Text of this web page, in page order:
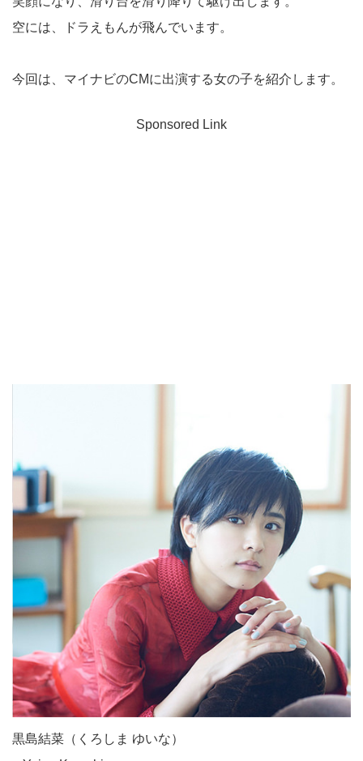
空には、ドラえもんが飛んでいます。
今回は、マイナビのCMに出演する女の子を紹介します。
Sponsored Link
黒島結菜（くろしま ゆいな）